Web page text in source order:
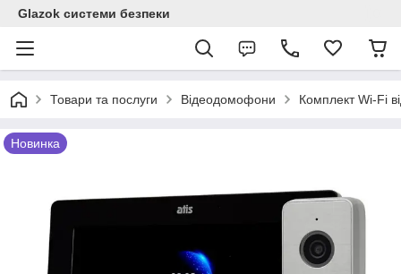
Glazok системи безпеки
Товари та послуги Відеодомофони Комплект Wi-Fi
Новинка